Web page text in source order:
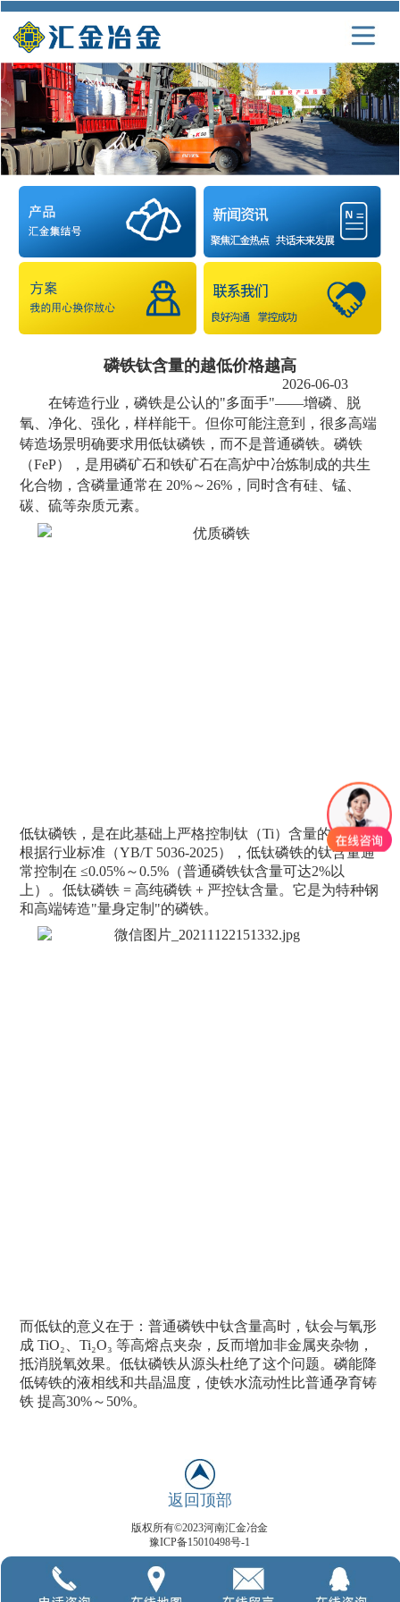
磷铁钛含量的越低价格越高
2026-06-03
在铸造行业，磷铁是公认的"多面手"——增磷、脱
氧、净化、强化，样样能干。但你可能注意到，很多高端
铸造场景明确要求用低钛磷铁，而不是普通磷铁。磷铁
（FeP），是用磷矿石和铁矿石在高炉中冶炼制成的共生
化合物，含磷量通常在 20%～26%，同时含有硅、锰、
碳、硫等杂质元素。
低钛磷铁，是在此基础上严格控制钛（Ti）含量的产品。
根据行业标准（YB/T 5036-2025），低钛磷铁的钛含量通
常控制在 ≤0.05%～0.5%（普通磷铁钛含量可达2%以
上）。低钛磷铁 = 高纯磷铁 + 严控钛含量。它是为特种钢
和高端铸造"量身定制"的磷铁。
而低钛的意义在于：普通磷铁中钛含量高时，钛会与氧形
成 TiO₂、Ti₂O₃ 等高熔点夹杂，反而增加非金属夹杂物，
抵消脱氧效果。低钛磷铁从源头杜绝了这个问题。磷能降
低铸铁的液相线和共晶温度，使铁水流动性比普通孕育铸
铁 提高30%～50%。
返回顶部
版权所有©2023河南汇金冶金
豫ICP备15010498号-1